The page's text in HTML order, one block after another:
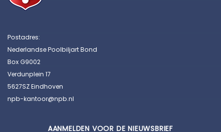
Postadres:
Nederlandse Poolbiljart Bond
Box G9002
Verdunplein 17
5627SZ Eindhoven
npb-kantoor@npb.nl
AANMELDEN VOOR DE NIEUWSBRIEF